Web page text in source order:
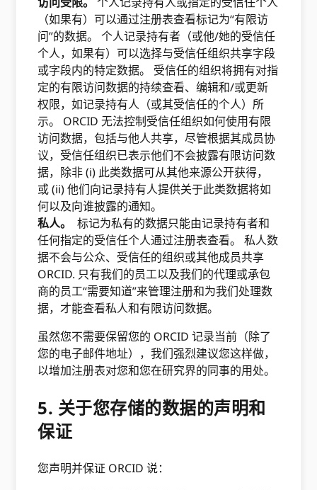
（如果有）可以通过注册表查看标记为“有限访
问”的数据。 个人记录持有者（或他/她的受信任
个人，如果有）可以选择与受信任组织共享字段
或字段内的特定数据。 受信任的组织将拥有对指
定的有限访问数据的持续查看、编辑和/或更新
权限，如记录持有人（或其受信任的个人）所
示。 ORCID 无法控制受信任组织如何使用有限
访问数据，包括与他人共享，尽管根据其成员协
议，受信任组织已表示他们不会披露有限访问数
据，除非 (i) 此类数据可从其他来源公开获得，
或 (ii) 他们向记录持有人提供关于此类数据将如
何以及向谁披露的通知。
私人。
标记为私有的数据只能由记录持有者和
任何指定的受信任个人通过注册表查看。 私人数
据不会与公众、受信任的组织或其他成员共享
ORCID. 只有我们的员工以及我们的代理或承包
商的员工“需要知道”来管理注册和为我们处理数
据，才能查看私人和有限访问数据。
虽然您不需要保留您的 ORCID 记录当前（除了
您的电子邮件地址），我们强烈建议您这样做，
以增加注册表对您和您在研究界的同事的用处。
5. 关于您存储的数据的声明和
保证
您声明并保证 ORCID 说：